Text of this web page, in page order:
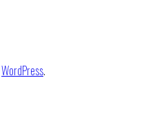
WordPress.